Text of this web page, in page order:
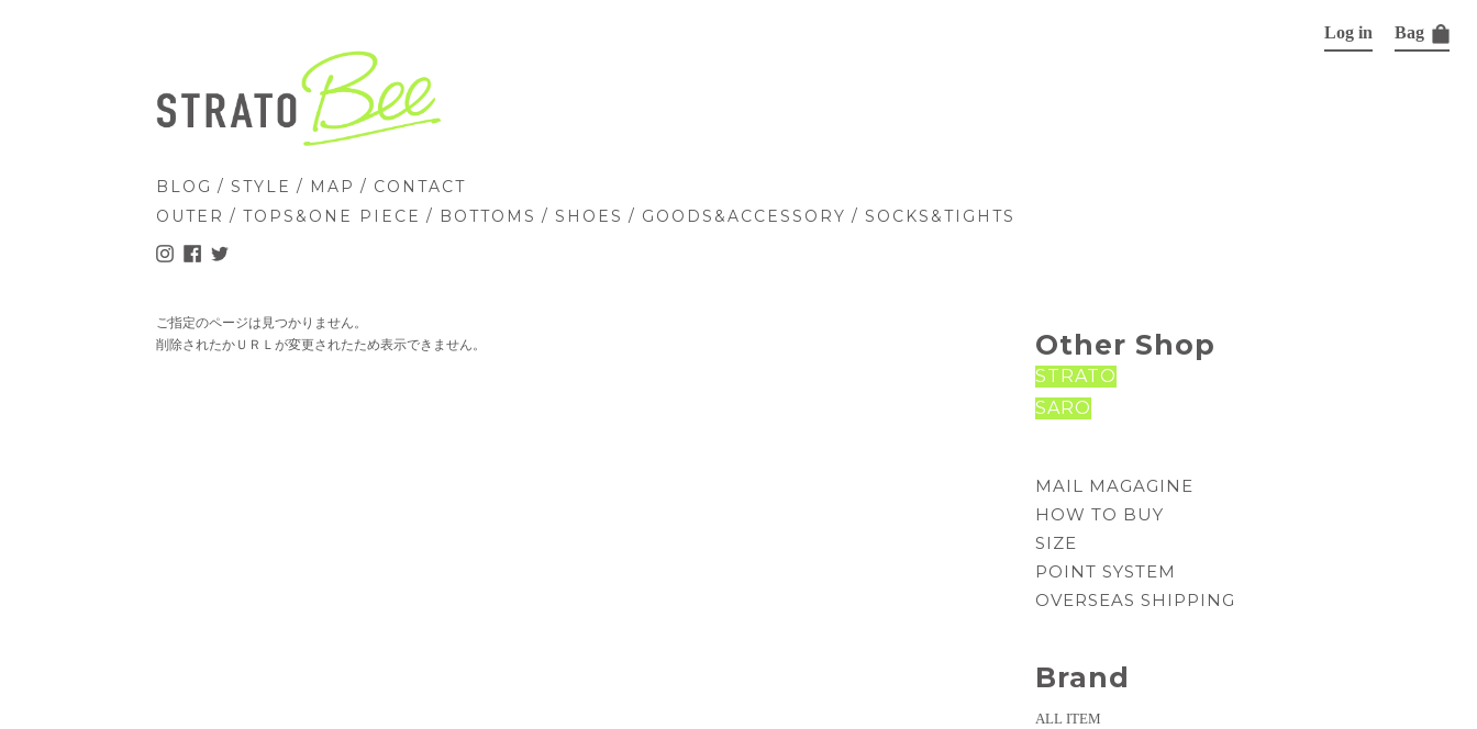
BLOG / STYLE / MAP / CONTACT
OUTER / TOPS&ONE PIECE / BOTTOMS / SHOES / GOODS&ACCESSORY / SOCKS&TIGHTS
Log in Bag
ご指定のページは見つかりません。
削除されたかＵＲＬが変更されたため表示できません。
Other Shop
STRATO
SARO
MAIL MAGAGINE
HOW TO BUY
SIZE
POINT SYSTEM
OVERSEAS SHIPPING
Brand
ALL ITEM